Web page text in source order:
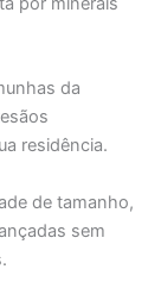
da
residência.
de tamanho,
sem